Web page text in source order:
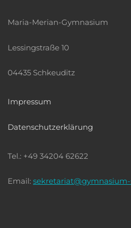
Maria-Merian-Gymnasium
Lessingstraße 10
04435 Schkeuditz
Impressum
Datenschutzerklärung
Tel.: +49 34204 62622
Email: